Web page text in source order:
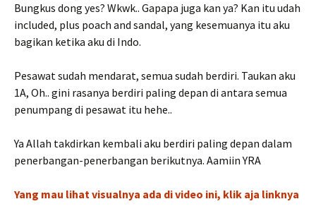
Bungkus dong yes? Wkwk.. Gapapa juga kan ya? Kan itu udah
included, plus poach and sandal, yang kesemuanya itu aku
bagikan ketika aku di Indo.
Pesawat sudah mendarat, semua sudah berdiri. Taukan aku
1A, Oh.. gini rasanya berdiri paling depan di antara semua
penumpang di pesawat itu hehe..
Ya Allah takdirkan kembali aku berdiri paling depan dalam
penerbangan-penerbangan berikutnya. Aamiin YRA
Yang mau lihat visualnya ada di video ini, klik aja linknya